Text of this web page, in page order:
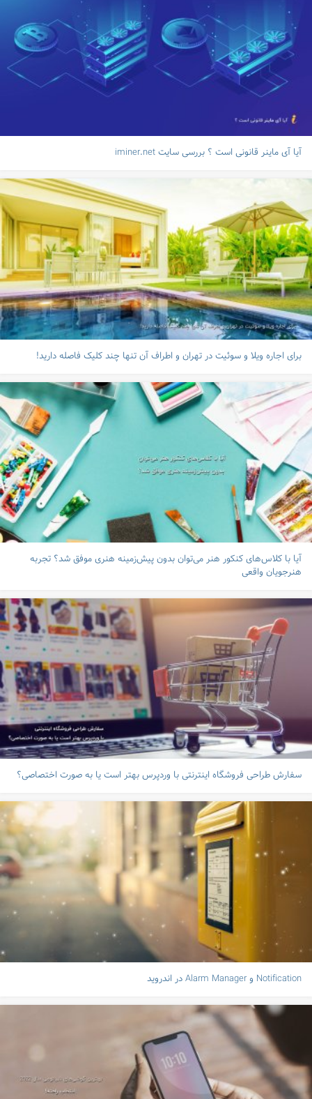
آیا آی ماینر قانونی است ؟ بررسی سایت iminer.net
برای اجاره ویلا و سوئیت در تهران و اطراف آن تنها چند کلیک فاصله دارید!
آیا با کلاس‌های کنکور هنر می‌توان بدون پیش‌زمینه هنری موفق شد؟ تجربه
هنرجویان واقعی
سفارش طراحی فروشگاه اینترنتی با وردپرس بهتر است یا به صورت اختصاصی؟
Notification و Alarm Manager در اندروید